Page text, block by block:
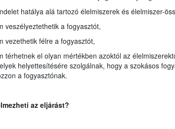
hatálya alá tartozó élelmiszerek és élelmiszer-
veszélyeztethetik a fogyasztót,
vezethetik félre a fogyasztót,
térhetnek el olyan mértékben azoktól az
helyettesítésére szolgálnak, hogy a szokásos
a fogyasztónak.
az eljárást?